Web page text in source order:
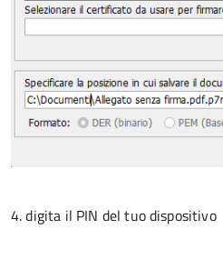
4. digita il PIN del tuo dispositivo